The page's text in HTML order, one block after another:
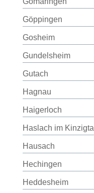
Göppingen
Gosheim
Gundelsheim
Gutach
Hagnau
Haigerloch
Haslach im Kinzigtal
Hausach
Hechingen
Heddesheim